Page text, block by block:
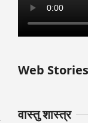
Web Stories
बुधवार के
जिनसे हो गणेश
वास्तु शास्त्र